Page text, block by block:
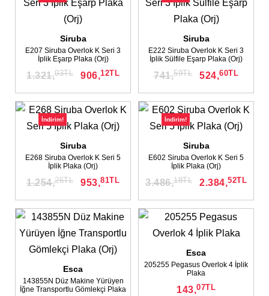
Siruba
E207 Siruba Overlok K Seri 3
İplik Eşarp Plaka (Orj)
1.321,03TL 906,12TL
Siruba
E222 Siruba Overlok K Seri 3
İplik Sülfile Eşarp Plaka (Orj)
741,59TL 524,60TL
İndirim!
Siruba
E268 Siruba Overlok K Seri 5
İplik Plaka (Orj)
1.254,26TL 953,81TL
İndirim!
Siruba
E602 Siruba Overlok K Seri 5
İplik Plaka (Orj)
3.486,18TL 2.384,52TL
Esca
143855N Düz Makine Yürüyen
İğne Transportlu Gömlekçi Plaka
Esca
205255 Pegasus Overlok 4 İplik
Plaka
143,07TL